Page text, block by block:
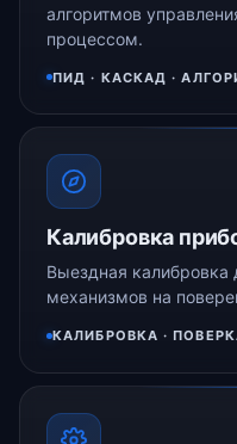
алгоритмов
процессом.
ПИД · КАСКАД ·
Калибровка
Выездная калибровка
механизмов на
КАЛИБРОВКА ·